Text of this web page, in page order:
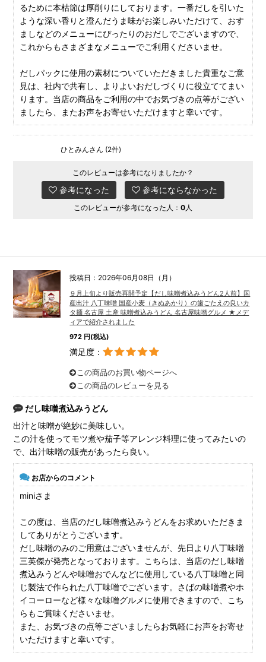
るために本枯節は厚削りにしております。一番だしを引いた
ような深い香りと澄んだうま味がお楽しみいただけて、おす
ましなどのメニューにぴったりのおだしでございますので、
これからもさまざまなメニューでご利用くださいませ。
だしパックに使用の素材についていただきました貴重なご意
見は、社内で共有し、よりよいおだしづくりに役立ててまい
ります。当店の商品をご利用の中でお気づきの点等がござい
ましたら、またお声をお寄せいただけますと幸いです。
ひとみんさん (2件)
このレビューは参考になりましたか？
参考になった 参考にならなかった
このレビューが参考になった人： 0 人
投稿日：2026年06月08日（月）
９月上旬より販売再開予定【だし味噌煮込みうどん2人前】国
産出汁 八丁味噌 国産小麦（きぬあかり）の歯ごたえの良いカ
タ麺 名古屋 土産 味噌煮込みうどん 名古屋味噌グルメ ★メデ
ィアで紹介されました
972 円(税込)
満足度：
この商品のお買い物ページへ
この商品のレビューを見る
だし味噌煮込みうどん
出汁と味噌が絶妙に美味しい。
この汁を使ってモツ煮や茄子等アレンジ料理に使ってみたいの
で、出汁味噌の販売があったら良い。
お店からのコメント
miniさま
この度は、当店のだし味噌煮込みうどんをお求めいただきま
してありがとうございます。
だし味噌のみのご用意はございませんが、先日より八丁味噌
三英傑が発売となっております。こちらは、当店のだし味噌
煮込みうどんや味噌おでんなどに使用している八丁味噌と同
じ製法で作られた八丁味噌でございます。さばの味噌煮やホ
イコーローなど様々な味噌グルメに使用できますので、こち
らもご賞味くださいませ。
また、お気づきの点等ございましたらお気軽にお声をお寄せ
いただけますと幸いです。